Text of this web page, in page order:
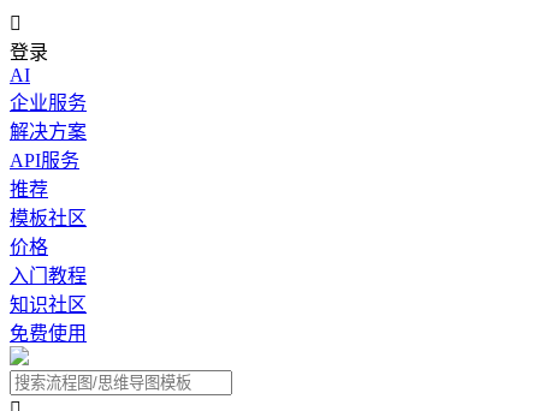

登录
AI
企业服务
解决方案
API服务
推荐
模板社区
价格
入门教程
知识社区
免费使用